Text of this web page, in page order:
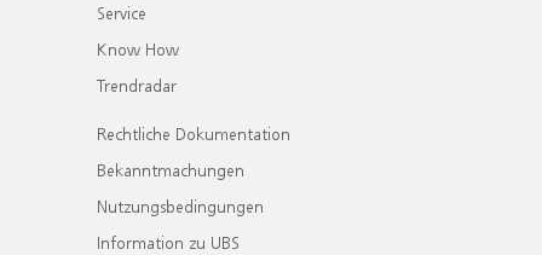
Service
Know How
Trendradar
Rechtliche Dokumentation
Bekanntmachungen
Nutzungsbedingungen
Information zu UBS